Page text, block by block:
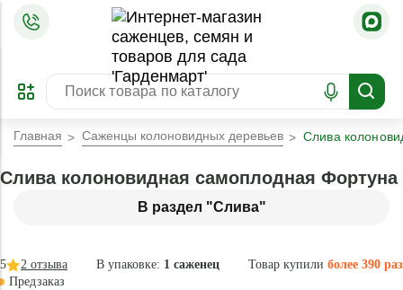
ПРЕДЗАКАЗ
ЗАБРОНИРОВАТЬ
ЛУЧШЕЕ
Главная Саженцы колоновидных деревьев Слива
В раздел "Слива"
Слива колоновидная самоплодная Фортуна
В упаковке: 1 саженец Товар купили более 390 раз
5 2 отзыва
Предзаказ